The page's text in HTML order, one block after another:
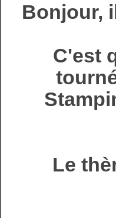
Bonjour,
C'est
Le